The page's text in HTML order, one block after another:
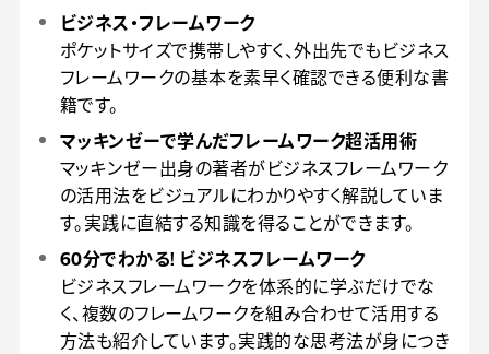
ビジネス・フレームワーク
ポケットサイズで携帯しやすく、外出先でもビジネス
フレームワークの基本を素早く確認できる便利な書
籍です。
マッキンゼーで学んだフレームワーク超活用術
マッキンゼー出身の著者がビジネスフレームワーク
の活用法をビジュアルにわかりやすく解説していま
す。実践に直結する知識を得ることができます。
60分でわかる! ビジネスフレームワーク
ビジネスフレームワークを体系的に学ぶだけでな
く、複数のフレームワークを組み合わせて活用する
方法も紹介しています。実践的な思考法が身につき